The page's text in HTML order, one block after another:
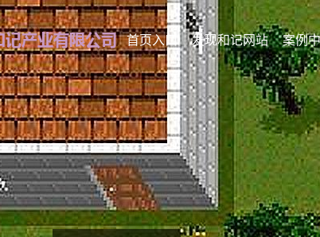
首页入口 发现和记网站 案例